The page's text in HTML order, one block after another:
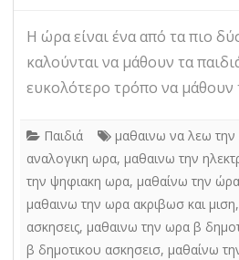
Η ώρα είναι ένα από τα πιο
καλούνται να μάθουν τα
ευκολότερο τρόπο να μάθουν
Παιδιά μαθαινω να λεω
αναλογικη ωρα, μαθαινω την
την ψηφιακη ωρα, μαθαίνω την ώρα
μαθαινω την ωρα ακριβωσ και μιση,
ασκησεις, μαθαινω την ωρα β
β δημοτικου ασκησεισ, μαθαίνω